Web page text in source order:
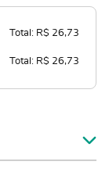
Total: R$ 26,73
Total: R$ 26,73